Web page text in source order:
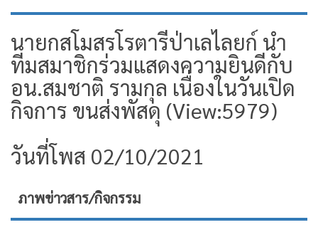
นายกสโมสรโรตารีป่าเลไลยก์ นำ
ทีมสมาชิกร่วมแสดงความยินดีกับ
อน.สมชาติ รามกุล เนื่องในวันเปิด
กิจการ ขนส่งพัสดุ (View:5979)
วันที่โพส 02/10/2021
ภาพข่าวสาร/กิจกรรม